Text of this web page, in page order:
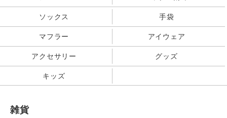
ソックス 手袋
マフラー アイウェア
アクセサリー グッズ
キッズ
雑貨